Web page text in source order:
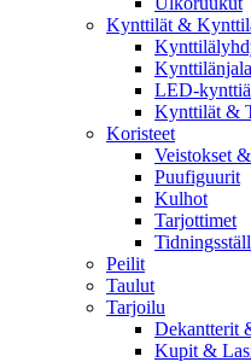
Kynttilät &
LED-
Kynttilät &
Koristeet
Veistokset
Puufiguurit
Kulhot
Tarjottimet
Tidningsställ
Peilit
Taulut
Tarjoilu
Dekantterit
Kupit &